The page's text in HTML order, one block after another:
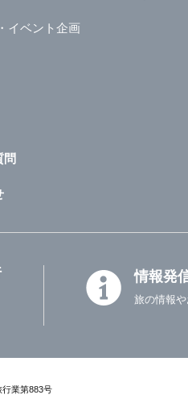
イベント企画
問
情報発
旅の情報や
業第883号